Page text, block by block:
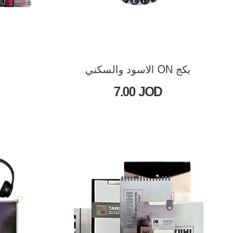
بكج ON الاسود والسكني
7.00 JOD